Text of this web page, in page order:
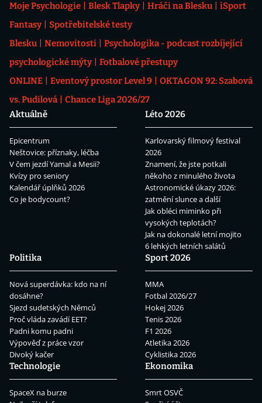
Moje Psychologie Blesk Tlapky Hráči na Blesku
iSport
Fantasy
Spotřebitelské testy
Blesku
Nemovitosti
Psychologika - podcast rozbíjející
psychologické mýty
Fotbalové přestupy
ONLINE
Eventový prostor Level 9
OKTAGON 92: Szabová
vs. Pudilová
Chance Liga 2026/27
Aktuálně
Epicentrum
Neštovice: příznaky, léčba
V čem jezdí Yamal a Mesii?
Kvízy pro seniory
Kalendář úplňků 2026
Co je bodycount?
Léto 2026
Karlovarský filmový festival
2026
Znamení, že jste potkali
někoho z minulého života
Astronomické úkazy 2026:
zatmění slunce a další
Jak obléci miminko při
vysokých teplotách?
Jak na dokonalé letní mojito
6 lehkých letních salátů
Politika
Nová superdávka: kdo na ní
dosáhne?
Sjezd sudetských Němců
Proč vláda zavádí EET?
Padni komu padni
Výpověď z práce vzor
Divoký kačer
Sport 2026
MMA
Fotbal 2026/27
Hokej 2026
Tenis 2026
F1 2026
Atletika 2026
Cyklistika 2026
Technologie
SpaceX na burze
Ekonomika
Smrt OSVČ